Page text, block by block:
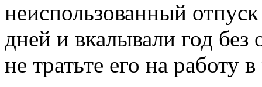
неиспользованный
дней и вкалывали год без
не тратьте его на работу